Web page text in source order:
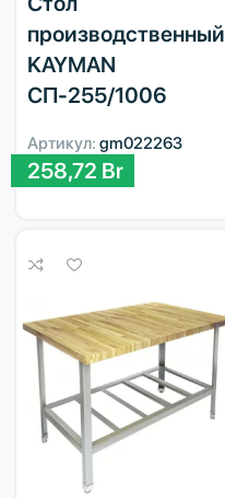
производственный
KAYMAN
СП-255/1006
Артикул: gm022263
258,72 Br